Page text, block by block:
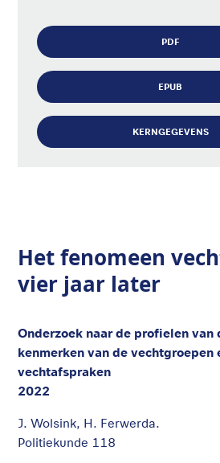
PDF
EPUB
KERNGEGEVENS
Het fenomeen
vier jaar later
Onderzoek naar de profielen van
kenmerken van de vechtgroepen
vechtafspraken
2022
J. Wolsink, H. Ferwerda.
Politiekunde 118